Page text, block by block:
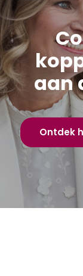
aan
Ontdek